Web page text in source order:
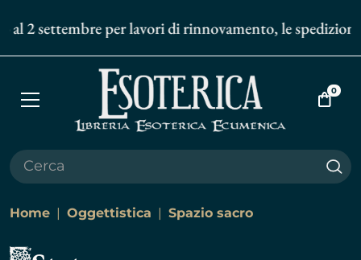
2 settembre per lavori di rinnovamento, le
Apri
Vai
0
Home Oggettistica Spazio sacro